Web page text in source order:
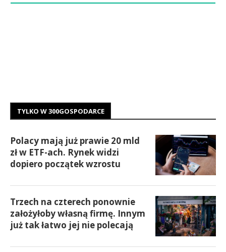
TYLKO W 300GOSPODARCE
Polacy mają już prawie 20 mld
zł w ETF-ach. Rynek widzi
dopiero początek wzrostu
Trzech na czterech ponownie
założyłoby własną firmę. Innym
już tak łatwo jej nie polecają